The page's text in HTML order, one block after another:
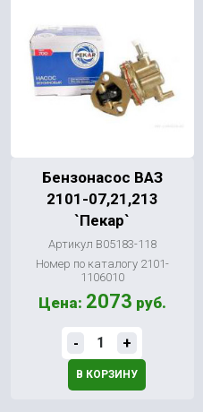
Бензонасос ВАЗ
2101-07,21,213
`Пекар`
Артикул В05183-118
Номер по каталогу 2101-
1106010
Цена: 2073 руб.
- +
В КОРЗИНУ